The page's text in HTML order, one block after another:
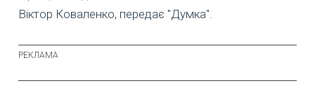
Віктор Коваленко, передає "Думка".